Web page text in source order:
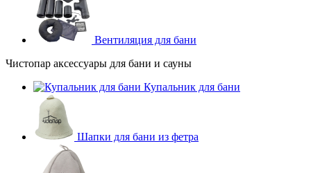
Вентиляция для бани
Чистопар аксессуары для бани и сауны
Купальник для бани
Шапки для бани из фетра